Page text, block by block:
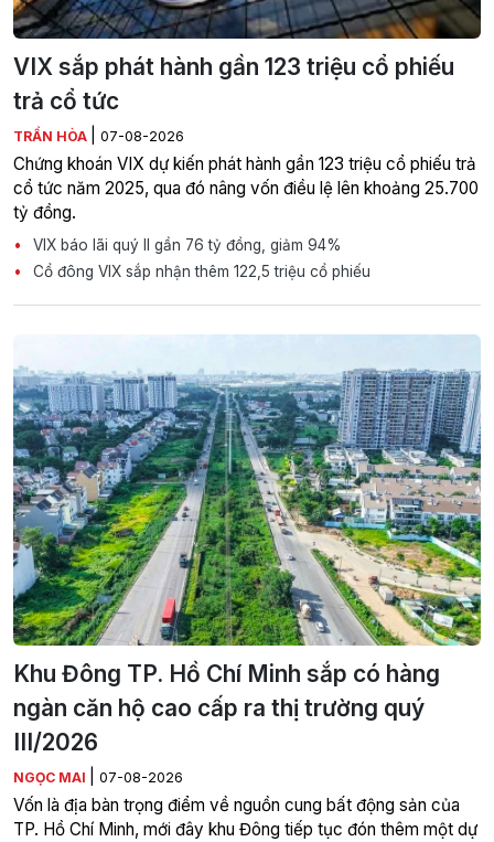
VIX sắp phát hành gần 123 triệu cổ phiếu
trả cổ tức
TRẦN HÒA 07-08-2026
Chứng khoán VIX dự kiến phát hành gần 123 triệu cổ phiếu trả
cổ tức năm 2025, qua đó nâng vốn điều lệ lên khoảng 25.700
tỷ đồng.
VIX báo lãi quý II gần 76 tỷ đồng, giảm 94%
Cổ đông VIX sắp nhận thêm 122,5 triệu cổ phiếu
Khu Đông TP. Hồ Chí Minh sắp có hàng
ngàn căn hộ cao cấp ra thị trường quý
III/2026
NGỌC MAI 07-08-2026
Vốn là địa bàn trọng điểm về nguồn cung bất động sản của
TP. Hồ Chí Minh, mới đây khu Đông tiếp tục đón thêm một dự